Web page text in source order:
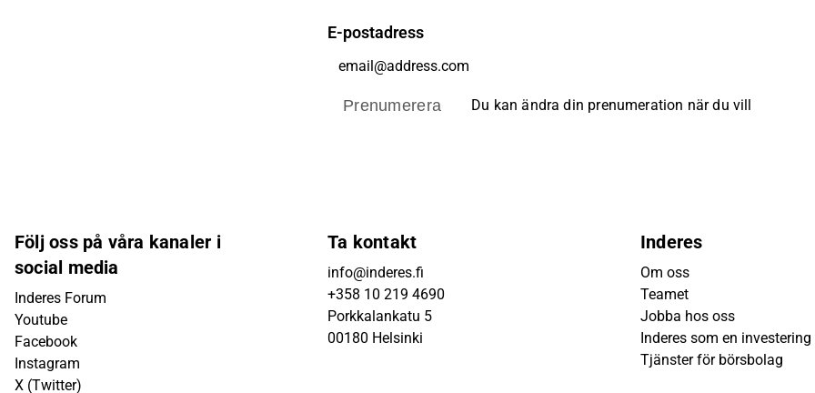
E-postadress
Prenumerera Du kan ändra din prenumeration när du vill
Följ oss på våra kanaler i
social media
Inderes Forum
Youtube
Facebook
Instagram
X (Twitter)
Ta kontakt
info@inderes.fi
+358 10 219 4690
Porkkalankatu 5
00180 Helsinki
Inderes
Om oss
Teamet
Jobba hos oss
Inderes som en investering
Tjänster för börsbolag